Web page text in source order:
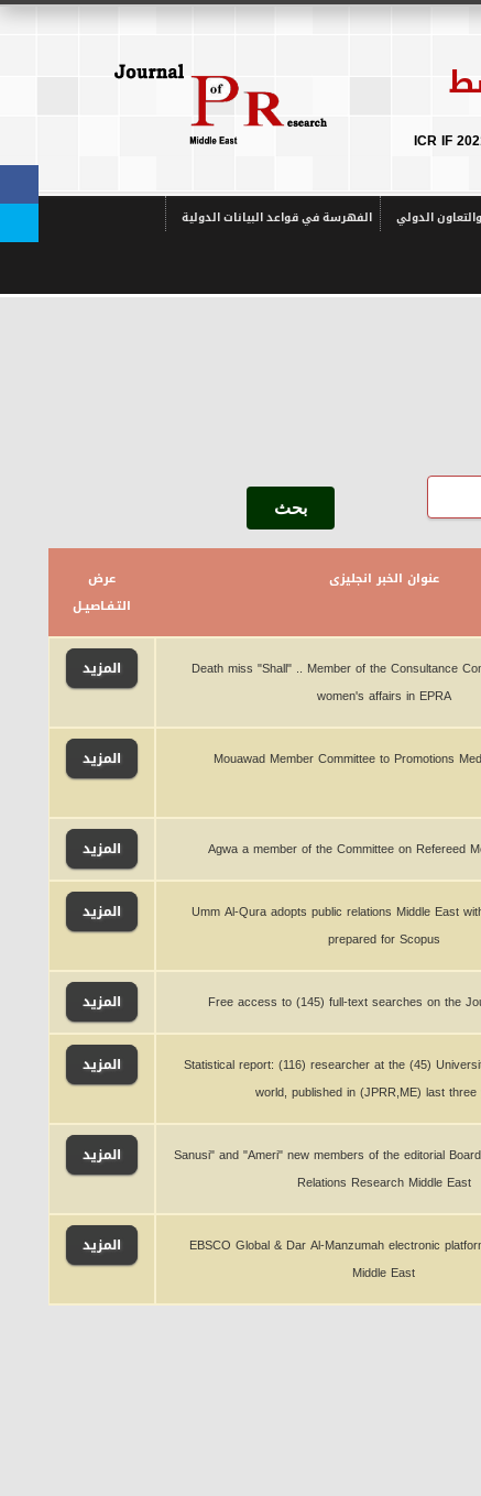
الدولي
الفهرسة في قواعد البيانات الدولية
عنوان الخبر انجليزى
عرض
التـفـاصيـل
Death miss "Shall" .. Member of the Consultance
women's affairs in EPRA
المزيد
Mouawad Member Committee to Promotions المزيد
Agwa a member of the Committee on Refereed المزيد
Umm Al-Qura adopts public relations Middle East
prepared for Scopus
المزيد
Free access to (145) full-text searches on the المزيد
Statistical report: (116) researcher at the (45)
world, published in (JPRR,ME) last
المزيد
"Sanusi" and "Ameri" new members of the editorial
Relations Research Middle East
المزيد
EBSCO Global & Dar Al-Manzumah electronic
Middle East
المزيد